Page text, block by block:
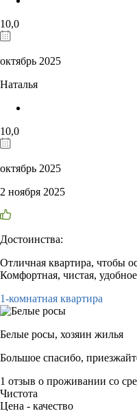
10,0
октябрь 2025
Наталья
10,0
октябрь 2025
2 ноября 2025
Достоинства:
Отличная квартира, чтобы
Комфортная, чистая,
1-комнатная квартира
Белые росы, хозяин жилья
Большое спасибо,
1 отзыв о проживании со
Чистота
Цена - качество